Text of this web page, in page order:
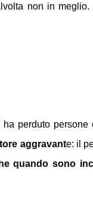
non in meglio.
perduto
aggravante: il
quando sono